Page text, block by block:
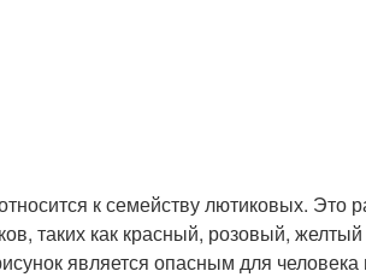
к семейству лютиковых. Это
таких как красный, розовый,
является опасным для человека